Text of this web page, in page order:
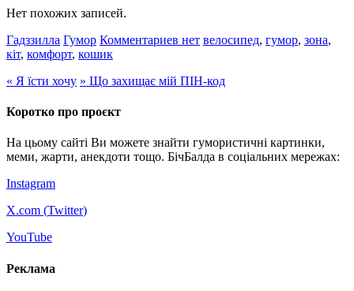
Нет похожих записей.
Гадззилла Гумор Комментариев нет велосипед, гумор, зона,
кіт, комфорт, кошик
« Я їсти хочу » Що захищає мій ПІН-код
Коротко про проєкт
На цьому сайті Ви можете знайти гумористичні картинки,
меми, жарти, анекдоти тощо. БічБалда в соціальних мережах:
Instagram
X.com (Twitter)
YouTube
Реклама